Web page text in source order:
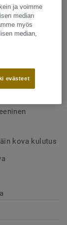
malliston
kova kulutus
ja voimme
median
myös
median,
evästeet